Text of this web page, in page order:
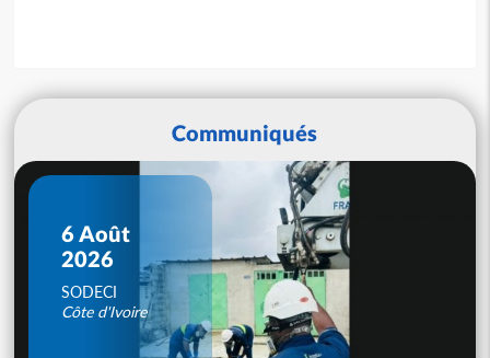
Communiqués
6 Août
2026
SODECI
Côte d'Ivoire